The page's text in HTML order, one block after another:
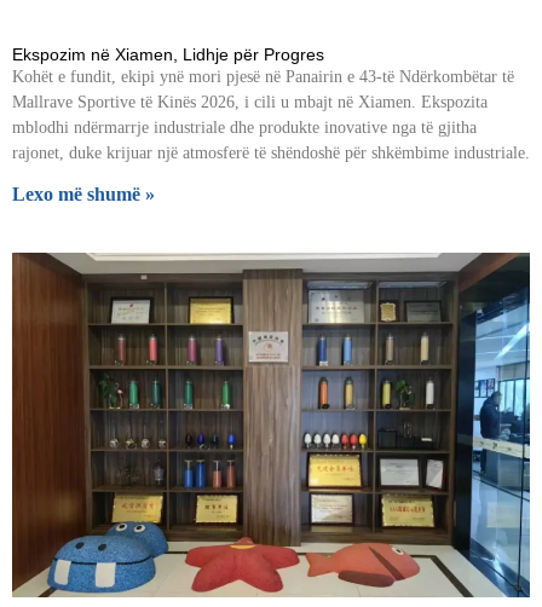
Ekspozim në Xiamen, Lidhje për Progres
Kohët e fundit, ekipi ynë mori pjesë në Panairin e 43-të Ndërkombëtar të
Mallrave Sportive të Kinës 2026, i cili u mbajt në Xiamen. Ekspozita
mblodhi ndërmarrje industriale dhe produkte inovative nga të gjitha
rajonet, duke krijuar një atmosferë të shëndoshë për shkëmbime industriale.
Lexo më shumë »